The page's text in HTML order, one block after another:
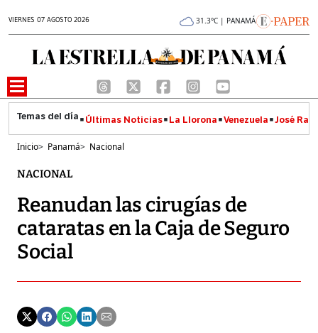
VIERNES 07 AGOSTO 2026 31.3°C | PANAMÁ
Últimas Noticias La Llorona Venezuela José
Inicio> Panamá> Nacional
NACIONAL
Reanudan las cirugías de
cataratas en la Caja de Seguro
Social